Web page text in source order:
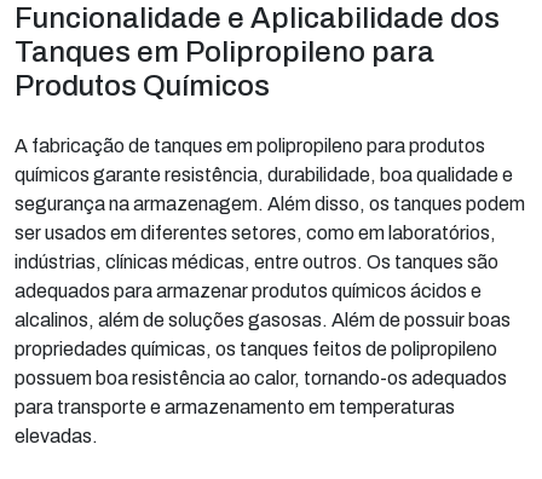
Funcionalidade e Aplicabilidade dos
Tanques em Polipropileno para
Produtos Químicos
A fabricação de tanques em polipropileno para produtos
químicos garante resistência, durabilidade, boa qualidade e
segurança na armazenagem. Além disso, os tanques podem
ser usados em diferentes setores, como em laboratórios,
indústrias, clínicas médicas, entre outros. Os tanques são
adequados para armazenar produtos químicos ácidos e
alcalinos, além de soluções gasosas. Além de possuir boas
propriedades químicas, os tanques feitos de polipropileno
possuem boa resistência ao calor, tornando-os adequados
para transporte e armazenamento em temperaturas
elevadas.